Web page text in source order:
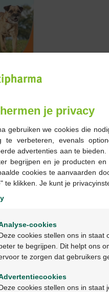
Ga verder
je privacy
gebruiken we cookies die
te verbeteren, evenals
advertenties aan te
begrijpen en je producten
cookies te aanvaarden
te klikken. Je kunt je
cookies
cookies stellen ons in staat
te begrijpen. Dit helpt ons
te zorgen dat gebruikers
cookies stellen ons in staat